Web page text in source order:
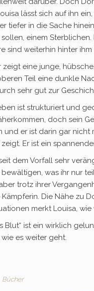
lässt sich auf ihn
tiefer in die Sache
einem Sterblichen.
sind weiterhin hinter
zeigt eine junge,
Teil eine dunkle
sehr gut zur
ist strukturiert und
doch sein
und er ist darin gar nicht
Er ist ein
dem Vorfall sehr
was ihr nur
trotz ihrer
Kämpferin. Die Nähe zu
merkt Louisa,
Blut“ ist ein wirklich
es weiter geht.
Bücher